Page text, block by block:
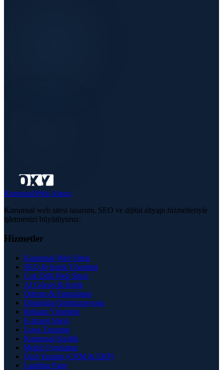
KurumsalWeb Ajansı
Kurumsal web sitesi tasarımı, SEO ve dijital altyapı hizmetleriyle
işletmenizi büyütüyoruz.
Hizmetler
Kurumsal Web Sitesi
SEO & İçerik Yönetimi
Çok Dilli Web Sitesi
AI Görsel & İçerik
Ödeme & Faturalama
Dönüşüm Optimizasyonu
Reklam Yönetimi
E-ticaret Sitesi
Logo Tasarımı
Kurumsal Kimlik
Mobil Uygulama
Özel Yazılım (CRM & ERP)
Landing Page